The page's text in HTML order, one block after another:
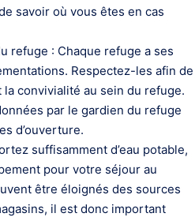
savoir où vous êtes en cas
refuge : Chaque refuge a ses
Respectez-les afin de
convivialité au sein du refuge.
par le gardien du refuge
d’ouverture.
suffisamment d’eau potable,
pour votre séjour au
être éloignés des sources
il est donc important